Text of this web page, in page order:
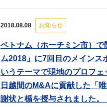
2018.08.08 お知らせ
ベトナム（ホーチミン市）
ム2018」に7回目のメインス
いうテーマで現地のプロフ
日越間のM&Aに貢献した「
謝状と楯を授与されました。